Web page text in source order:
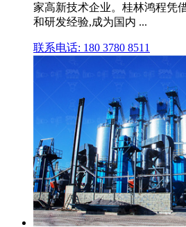
家高新技术企业。桂林鸿程凭
和研发经验,成为国内 ...
联系电话: 180 3780 8511